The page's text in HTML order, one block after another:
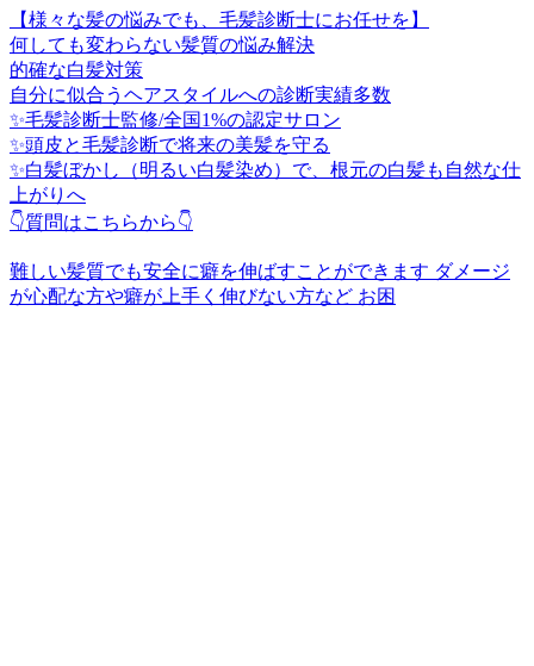
【様々な髪の悩みでも、毛髪診断士にお任せを】
何しても変わらない髪質の悩み解決
的確な白髪対策
自分に似合うヘアスタイルへの診断実績多数
✨毛髪診断士監修/全国1%の認定サロン
✨頭皮と毛髪診断で将来の美髪を守る
✨白髪ぼかし（明るい白髪染め）で、根元の白髪も自然な仕
上がりへ
👇質問はこちらから👇
難しい髪質でも安全に癖を伸ばすことができます ダメージ
が心配な方や癖が上手く伸びない方など お困